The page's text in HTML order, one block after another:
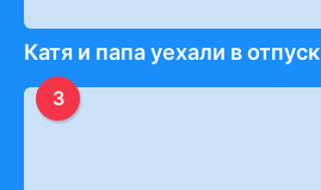
Катя и папа уехали в отпуск
3